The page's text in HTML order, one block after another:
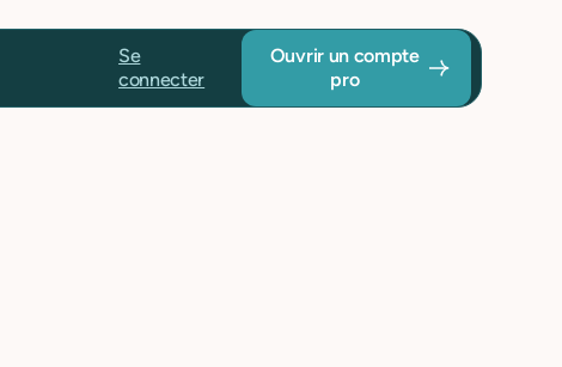
Se
connecter
Ouvrir un compte
pro